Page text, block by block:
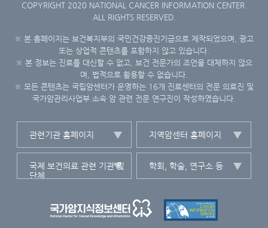
인
넷
용.
COPYRIGHT 2020 NATIONAL CANCER INFORMATION CENTER.
ALL RIGHTS RESERVED.
※ 본 홈페이지는 보건복지부의 국민건강증진기금으로 제작되었으며, 광고
또는 상업적 콘텐츠를 포함하지 않고 있습니다.
※ 본 정보는 진료를 대신할 수 없고, 보건 전문가의 조언을 대체하지 않으
며, 법적으로 활용할 수 없습니다.
※ 모든 콘텐츠는 국립암센터가 운영하는 16개 진료센터의 전문 의료진 및
국가암관리사업부 소속 암 관련 전문 연구진이 작성하였습니다.
관련기관 홈페이지 지역암센터 홈페이지
국제 보건의료 관련 기관 및
단체
학회, 학술, 연구소 등